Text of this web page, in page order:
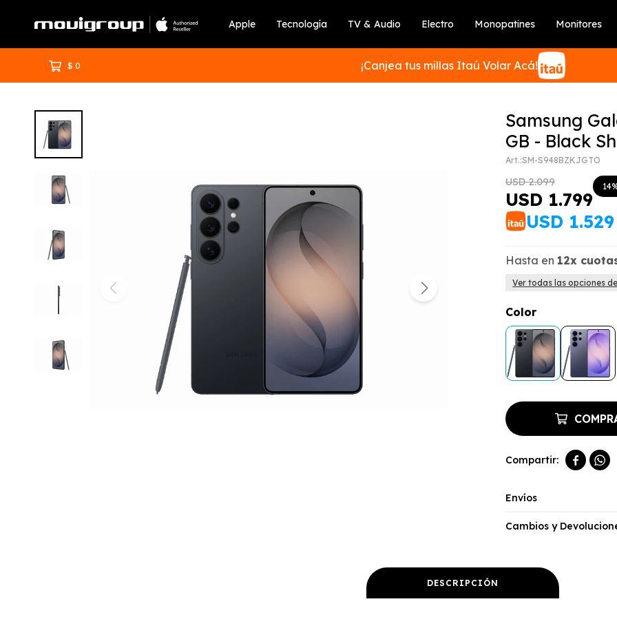
Apple Tecnología TV & Audio Electro Monopatines Monitores
$ 0 ¡Canjea tus millas Itaú Volar Acá!
Samsung
GB - Black
SM-S948BZKJGTO
USD 1.799
USD 2.099 14
USD 1.529
Hasta en 12x
Ver todas las opciones
Color
 
Envíos
Cambios y
DESCRIPCIÓN